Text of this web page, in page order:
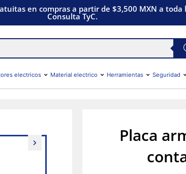
en compras a partir de $3,500 MXN a toda
Consulta TyC.
electricos Material electrico Herramientas Seguridad
Placa